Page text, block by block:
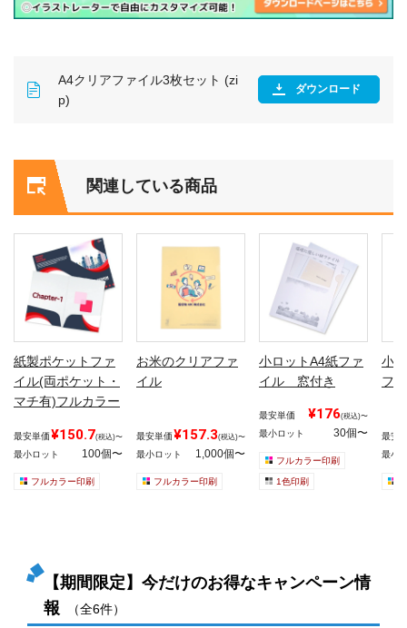
A4クリアファイル3枚セット (zi
p)
ダウンロード
関連している商品
紙製ポケットファ
イル(両ポケット・
マチ有)フルカラー
最安単価¥150.7(税込)〜
最小ロット 100個〜
フルカラー印刷
お米のクリアファ
イル
最安単価¥157.3(税込)〜
最小ロット 1,000個〜
フルカラー印刷
小ロットA4紙ファ
イル 窓付き
最安単価 ¥176(税込)〜
最小ロット 30個〜
フルカラー印刷
1色印刷
小
フ
最安
最小
【期間限定】今だけのお得なキャンペーン情
報
（全6件）